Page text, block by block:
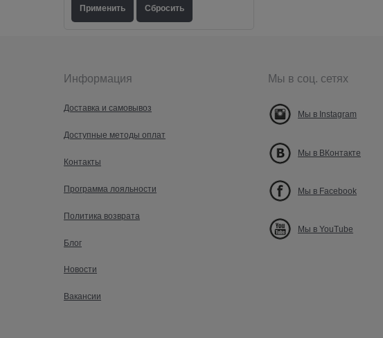
Информация
Доставка и самовывоз
Доступные методы оплат
Контакты
Программа лояльности
Политика возврата
Блог
Новости
Вакансии
Мы в соц. сетях
Мы в Instagram
Мы в ВКонтакте
Мы в Facebook
Мы в YouTube